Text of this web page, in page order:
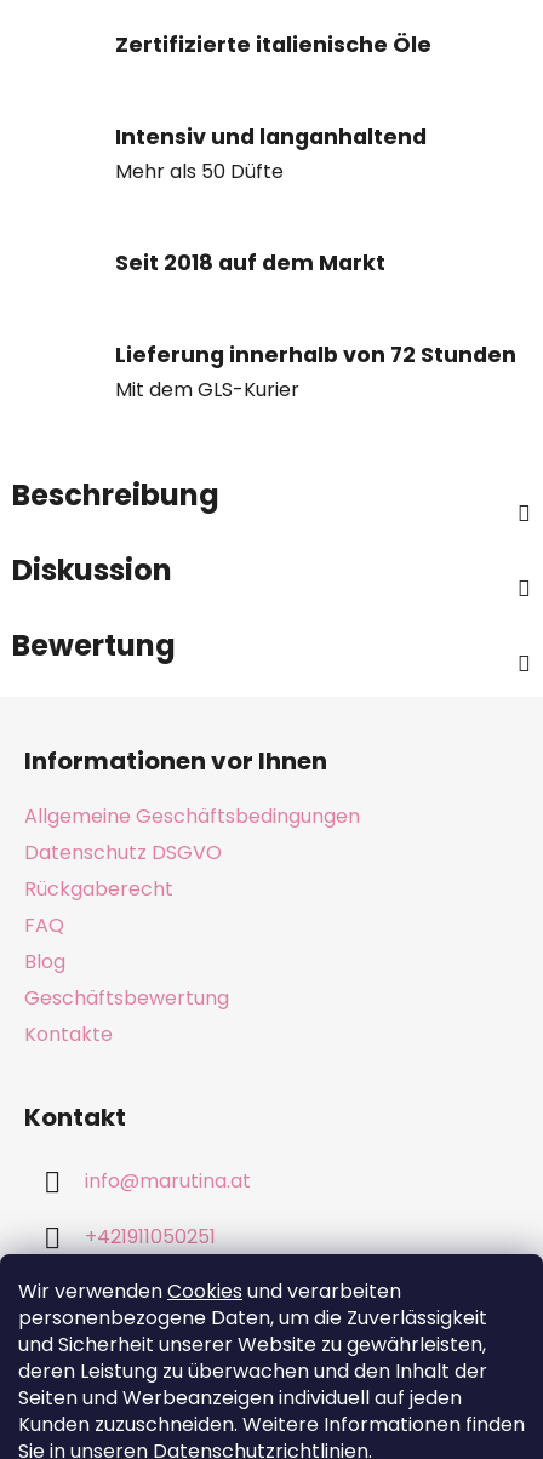
Wir verwendenCookies und verarbeiten
personenbezogene Daten, um die Zuverlässigkeit
und Sicherheit unserer Website zu gewährleisten,
deren Leistung zu überwachen und den Inhalt der
Seiten und Werbeanzeigen individuell auf jeden
Kunden zuzuschneiden. Weitere Informationen finden
Sie in unseren Datenschutzrichtlinien.
Zertifizierte italienische Öle
Intensiv und langanhaltend
Mehr als 50 Düfte
Seit 2018 auf dem Markt
Lieferung innerhalb von 72 Stunden
Mit dem GLS-Kurier
Beschreibung
Diskussion
Bewertung
Informationen vor Ihnen
Allgemeine Geschäftsbedingungen
Datenschutz DSGVO
Rückgaberecht
FAQ
Blog
Geschäftsbewertung
Kontakte
Kontakt
info@marutina.at
+421911050251
Wir akzeptieren online-Zahlungen